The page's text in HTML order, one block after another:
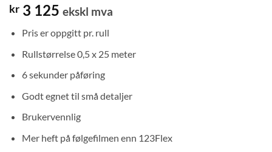
kr 3 125 ekskl mva
Pris er oppgitt pr. rull
Rullstørrelse 0,5 x 25 meter
6 sekunder påføring
Godt egnet til små detaljer
Brukervennlig
Mer heft på følgefilmen enn 123Flex